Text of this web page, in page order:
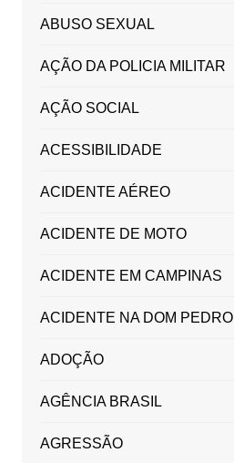
ABUSO SEXUAL
AÇÃO DA POLICIA MILITAR
AÇÃO SOCIAL
ACESSIBILIDADE
ACIDENTE AÉREO
ACIDENTE DE MOTO
ACIDENTE EM CAMPINAS
ACIDENTE NA DOM PEDRO
ADOÇÃO
AGÊNCIA BRASIL
AGRESSÃO